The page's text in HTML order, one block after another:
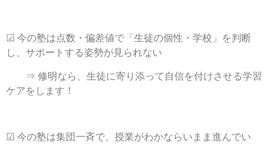
☑ 今の塾は点数・偏差値で「生徒の個性・学校」を判断
し、サポートする姿勢が見られない
⇒ 修明なら、 生徒に寄り添って自信を付けさせる学習
ケアをします！
☑ 今の塾は集団一斉で、授業がわかならいまま進んでい